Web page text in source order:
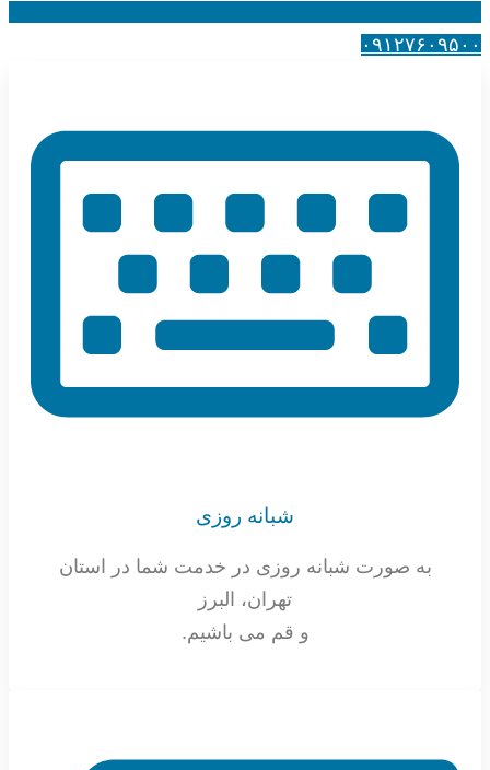
۰۹۱۲۷۶۰۹۵۰۰
شبانه روزی
به صورت شبانه روزی در خدمت شما در استان
تهران، البرز
و قم می باشیم.